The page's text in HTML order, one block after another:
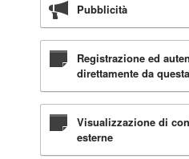
Pubblicità
Registrazione ed
direttamente da
Visualizzazione di
esterne